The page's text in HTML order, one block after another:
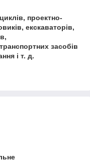
проектно-
екскаваторів,
засобів
і т. д.